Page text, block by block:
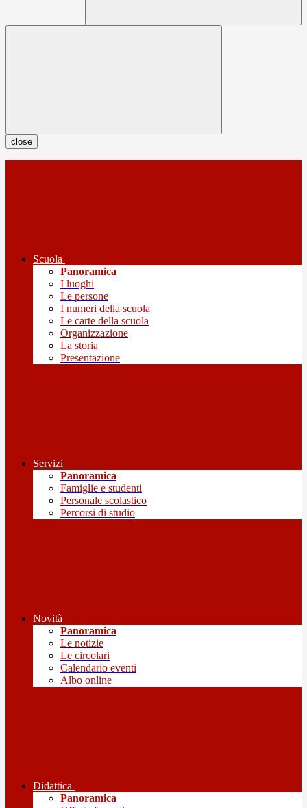
close
Scuola
Panoramica
I luoghi
Le persone
I numeri della scuola
Le carte della scuola
Organizzazione
La storia
Presentazione
Servizi
Panoramica
Famiglie e studenti
Personale scolastico
Percorsi di studio
Novità
Panoramica
Le notizie
Le circolari
Calendario eventi
Albo online
Didattica
Panoramica